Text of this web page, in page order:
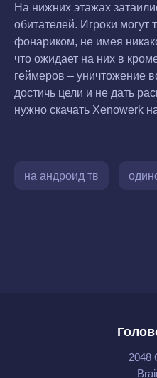
На нижних этажах
обитателей. Игроки могут
фонариком, не имея
что ожидает на них в
геймеров – уничтожение
достичь цели и не дать
нужно скачать Xenowerk
на андроид тв
2048